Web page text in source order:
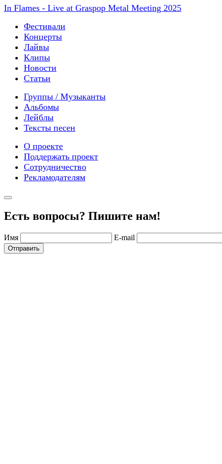
In Flames - Live at Graspop Metal Meeting 2025
Фестивали
Концерты
Лайвы
Клипы
Новости
Статьи
Группы / Музыканты
Альбомы
Лейблы
Тексты песен
О проекте
Поддержать проект
Сотрудничество
Рекламодателям
Есть вопросы? Пишите нам!
Имя E-mail